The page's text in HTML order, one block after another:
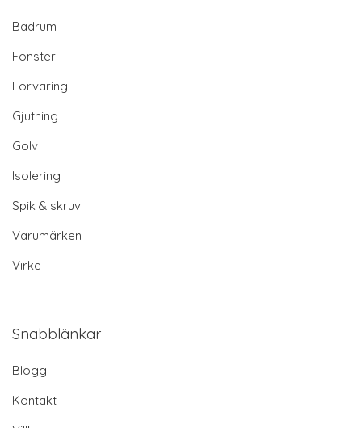
Badrum
Fönster
Förvaring
Gjutning
Golv
Isolering
Spik & skruv
Varumärken
Virke
Snabblänkar
Blogg
Kontakt